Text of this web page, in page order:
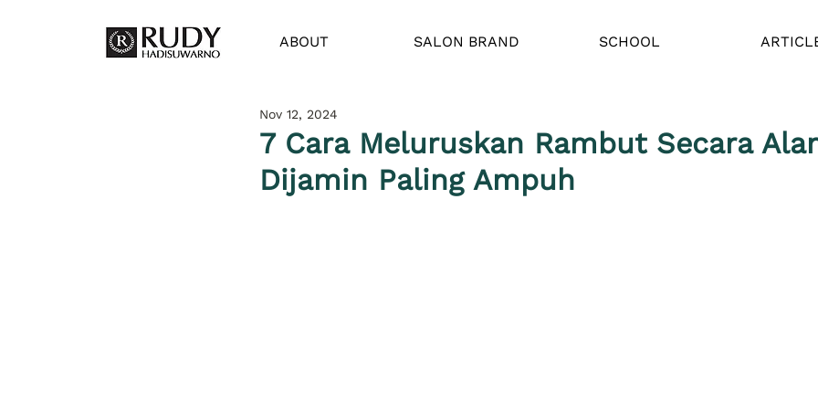
ABOUT SALON BRAND SCHOOL
7 Cara Meluruskan Rambut Secara
Dijamin Paling Ampuh
Nov 12, 2024